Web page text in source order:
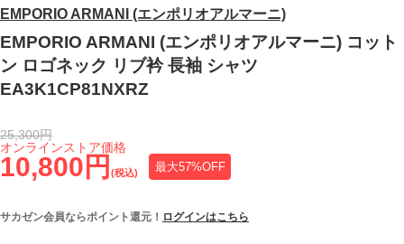
EMPORIO ARMANI (エンポリオアルマーニ)
EMPORIO ARMANI (エンポリオアルマーニ) コット
ン ロゴネック リブ衿 長袖 シャツ
EA3K1CP81NXRZ
10,800円 (税込) 最大57%OFF
オンラインストア価格
25,300円
サカゼン会員ならポイント還元！ ログインはこちら